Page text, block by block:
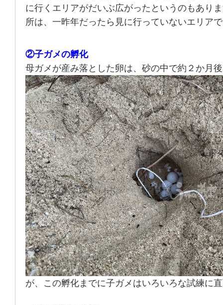
に行くエリアがだいぶ広がったというのもあり
所は、一昨年だったら見に行っていないエリア
②子ガメの孵化
母ガメが産み落とした卵は、砂の中で約２か月
が、この孵化までに子ガメはいろいろな試練に